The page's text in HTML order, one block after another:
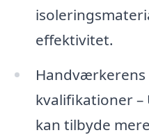
effektivitet.
kvalifikationer
kan tilbyde